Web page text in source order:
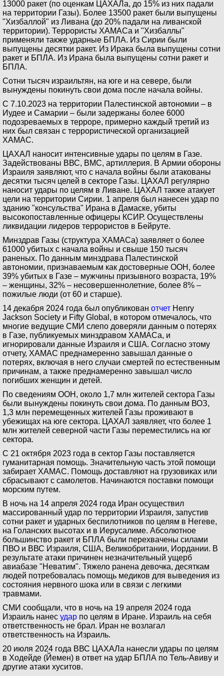
13000 ракет (по оценкам ЦАХАЛа, до 15% из них падали
на территории Газы). Более 13500 ракет были выпущены
"Хизбаллой" из Ливана (до 20% падали на ливанской
территории). Террористы ХАМАСа и "Хизбаллы"
применяли также ударные БПЛА. Из Сирии были
выпущены десятки ракет. Из Ирака была выпущены сотни
ракет и БПЛА. Из Ирана была выпущены сотни ракет и
БПЛА.
Сотни тысяч израильтян, на юге и на севере, были
вынуждены покинуть свои дома после начала войны.
С 7.10.2023 на территории Палестинской автономии – в
Иудее и Самарии – были задержаны более 6000
подозреваемых в терроре, примерно каждый третий из
них был связан с террористической организацией
ХАМАС.
ЦАХАЛ наносит интенсивные удары по целям в Газе.
Задействованы ВВС, ВМС, артиллерия. В Армии обороны
Израиля заявляют, что с начала войны были атакованы
десятки тысяч целей в секторе Газы. ЦАХАЛ регулярно
наносит удары по целям в Ливане. ЦАХАЛ также атакует
цели на территории Сирии. 1 апреля был нанесен удар по
зданию "консульства" Ирана в Дамаске, убиты
высокопоставленные офицеры КСИР. Осуществлены
ликвидации лидеров террористов в Бейруте.
Минздрав Газы (структура ХАМАСа) заявляет о более
61000 убитых с начала войны и свыше 150 тысяч
раненых. По данным минздрава Палестинской
автономии, признаваемым как достоверные ООН, более
39% убитых в Газе – мужчины призывного возраста, 19%
– женщины, 32% – несовершеннолетние, более 8% –
пожилые люди (от 60 и старше).
14 декабря 2024 года был опубликован отчет Henry
Jackson Society и Fifty Global, в котором отмечалось, что
многие ведущие СМИ слепо доверяли данным о потерях
в Газе, публикуемых минздравом ХАМАСа, и
игнорировали данные Израиля и США. Согласно этому
отчету, ХАМАС преднамеренно завышал данные о
потерях, включая в него случаи смертей по естественным
причинам, а также преднамеренно завышал число
погибших женщин и детей.
По сведениям ООН, около 1,7 млн жителей сектора Газы
были вынуждены покинуть свои дома. По данным ВОЗ,
1,3 млн перемещенных жителей Газы проживают в
убежищах на юге сектора. ЦАХАЛ заявляет, что более 1
млн жителей северной части Газы переместились на юг
сектора.
С 21 октября 2023 года в сектор Газы поставляется
гуманитарная помощь. Значительную часть этой помощи
забирает ХАМАС. Помощь доставляют на грузовиках или
сбрасывают с самолетов. Начинаются поставки помощи
морским путем.
В ночь на 14 апреля 2024 года Иран осуществил
массированный удар по территории Израиля, запустив
сотни ракет и ударных беспилотников по целям в Негеве,
на Голанских высотах и в Иерусалиме. Абсолютное
большинство ракет и БПЛА были перехвачены силами
ПВО и ВВС Израиля, США, Великобритании, Иордании. В
результате атаки причинен незначительный ущерб
авиабазе "Неватим". Тяжело ранена девочка, десяткам
людей потребовалась помощь медиков для выведения из
состояния нервного шока или в связи с легкими
травмами.
СМИ сообщали, что в ночь на 19 апреля 2024 года
Израиль нанес удар по целям в Иране. Израиль на себя
ответственность не брал. Иран не возлагал
ответственность на Израиль.
20 июля 2024 года ВВС ЦАХАЛа нанесли удары по целям
в Ходейде (Йемен) в ответ на удар БПЛА по Тель-Авиву и
другие атаки хуситов.